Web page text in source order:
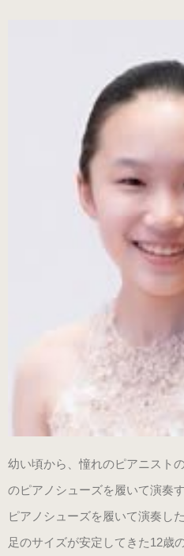
ヒールの高さから選ぶ
ヒールの高いピアノシューズ
ヒールの低いピアノシューズ
婦人用のピアノシューズ
男女兼用のピアノシューズ
紳士用のピアノシューズ
ヒールのメンテナンス
ピアノシューズについて
幼い頃から、憧れのピアニスト
のピアノシューズを履いて演奏
ピアノシューズを履いて演奏し
足のサイズが安定してきた12歳